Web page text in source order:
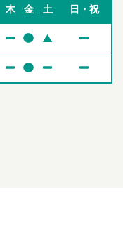
木 金 土 日・祝
▲